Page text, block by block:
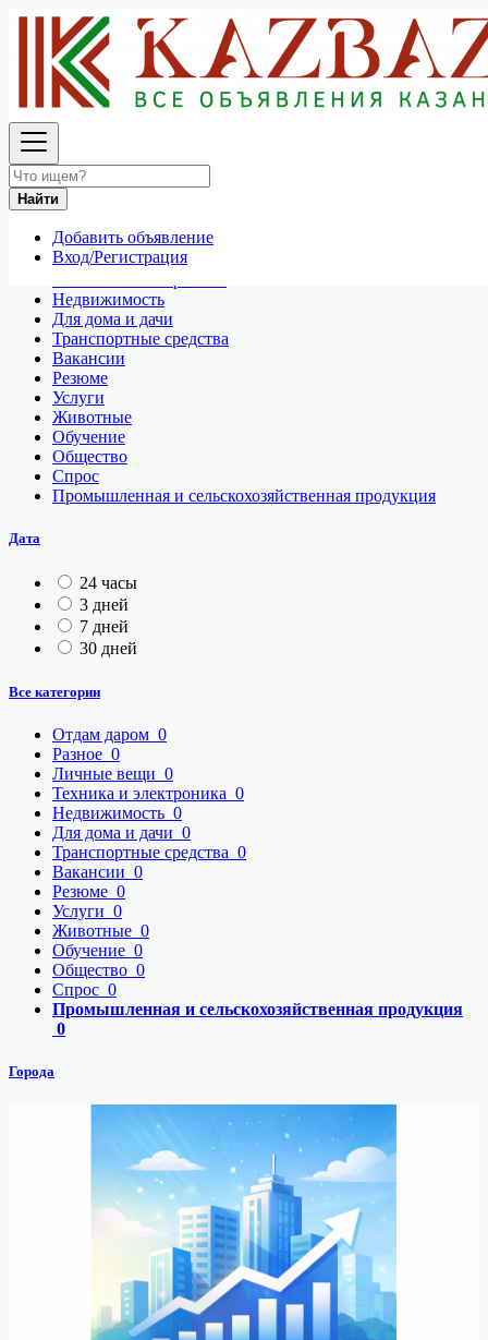
Найти
Добавить объявление
Вход/Регистрация
Промышленная и сельскохозяйственная продукция
Все объявления в 50 км around Курск
Разное
Личные вещи
Недвижимость
Для дома и дачи
Транспортные средства
Вакансии
Резюме
Услуги
Животные
Обучение
Общество
Спрос
Промышленная и сельскохозяйственная продукция
Дата
24 часы
3 дней
7 дней
30 дней
Все категории
Отдам даром 0
Разное 0
Личные вещи 0
Техника и электроника 0
Недвижимость 0
Для дома и дачи 0
Транспортные средства 0
Вакансии 0
Резюме 0
Услуги 0
Животные 0
Обучение 0
Общество 0
Спрос 0
Промышленная и сельскохозяйственная продукция
0
Города